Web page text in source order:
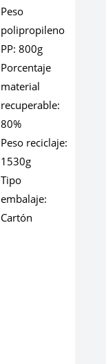
Peso
polipropileno
PP: 800g
Porcentaje
material
recuperable:
80%
Peso reciclaje:
1530g
Tipo
embalaje:
Cartón